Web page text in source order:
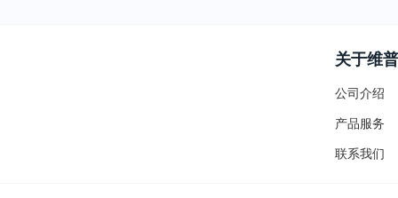
关于维普
公司介绍
产品服务
联系我们